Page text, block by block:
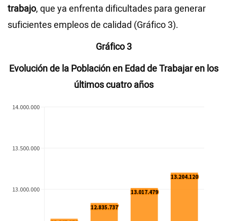
trabajo, que ya enfrenta dificultades para generar
suficientes empleos de calidad (Gráfico 3).
Gráfico 3
Evolución de la Población en Edad de Trabajar en los
últimos cuatro años